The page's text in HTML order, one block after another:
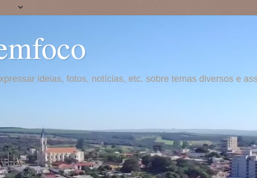
ideias, fotos, notícias, etc. sobre temas diversos e